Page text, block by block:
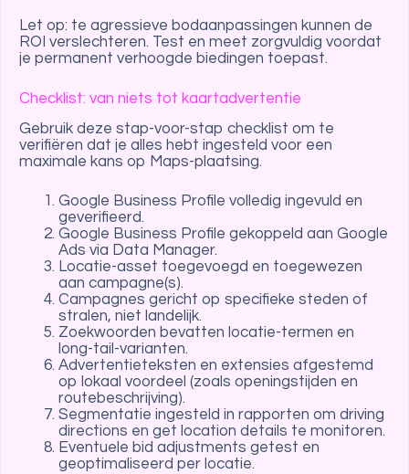
Let op: te agressieve bodaanpassingen kunnen de
ROI verslechteren. Test en meet zorgvuldig voordat
je permanent verhoogde biedingen toepast.
Checklist: van niets tot kaartadvertentie
Gebruik deze stap-voor-stap checklist om te
verifiëren dat je alles hebt ingesteld voor een
maximale kans op Maps-plaatsing.
Google Business Profile volledig ingevuld en
geverifieerd.
Google Business Profile gekoppeld aan Google
Ads via Data Manager.
Locatie-asset toegevoegd en toegewezen
aan campagne(s).
Campagnes gericht op specifieke steden of
stralen, niet landelijk.
Zoekwoorden bevatten locatie-termen en
long-tail-varianten.
Advertentieteksten en extensies afgestemd
op lokaal voordeel (zoals openingstijden en
routebeschrijving).
Segmentatie ingesteld in rapporten om driving
directions en get location details te monitoren.
Eventuele bid adjustments getest en
geoptimaliseerd per locatie.